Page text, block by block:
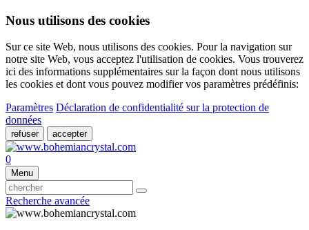
Nous utilisons des cookies
Sur ce site Web, nous utilisons des cookies. Pour la navigation sur
notre site Web, vous acceptez l'utilisation de cookies. Vous trouverez
ici des informations supplémentaires sur la façon dont nous utilisons
les cookies et dont vous pouvez modifier vos paramètres prédéfinis:
Paramètres Déclaration de confidentialité sur la protection de
données
refuser accepter
0
Menu
Recherche avancée